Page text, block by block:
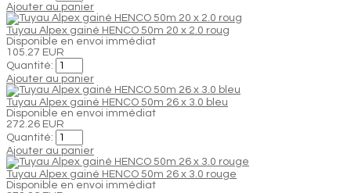
Ajouter au panier
Tuyau Alpex gainé HENCO 50m 20 x 2.0 roug
Disponible en envoi immédiat
105.27 EUR
Quantité:
Ajouter au panier
Tuyau Alpex gainé HENCO 50m 26 x 3.0 bleu
Disponible en envoi immédiat
272.26 EUR
Quantité:
Ajouter au panier
Tuyau Alpex gainé HENCO 50m 26 x 3.0 rouge
Disponible en envoi immédiat